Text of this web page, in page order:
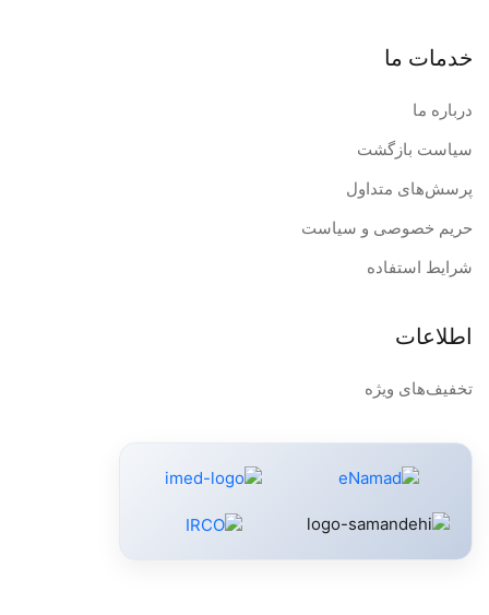
خدمات ما
درباره ما
سیاست بازگشت
پرسش‌های متداول
حریم خصوصی و سیاست
شرایط استفاده
اطلاعات
تخفیف‌های ویژه